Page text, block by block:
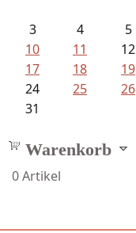
3
4 5
10
11 12
17
18 19
24
25 26
31
Warenkorb
0Artikel